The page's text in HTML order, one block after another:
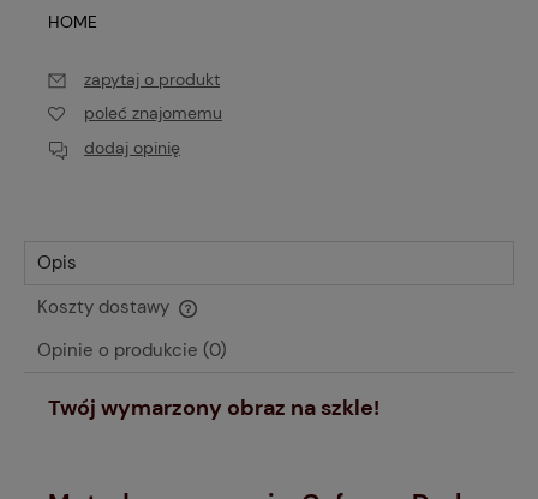
HOME
zapytaj o produkt
poleć znajomemu
dodaj opinię
Opis
Koszty dostawy
Cena nie zawiera ewentualnych kosztów płatności
Opinie o produkcie (0)
Twój wymarzony obraz na szkle!